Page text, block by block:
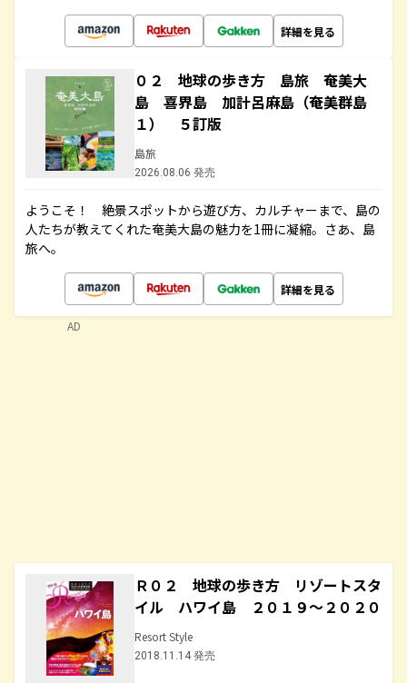
詳細を見る
０２ 地球の歩き方 島旅 奄美大
島 喜界島 加計呂麻島（奄美群島
１） ５訂版
島旅
2026.08.06 発売
ようこそ！ 絶景スポットから遊び方、カルチャーまで、島の
人たちが教えてくれた奄美大島の魅力を1冊に凝縮。さあ、島
旅へ。
詳細を見る
Ｒ０２ 地球の歩き方 リゾートスタ
イル ハワイ島 ２０１９～２０２０
Resort Style
2018.11.14 発売
AD